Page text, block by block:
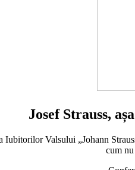
Josef Strauss,
Valsului „Johann
cum